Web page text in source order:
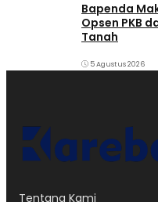
Bapenda
Opsen PKB
Tanah‎
5 Agustus 2026
Tentang Kami